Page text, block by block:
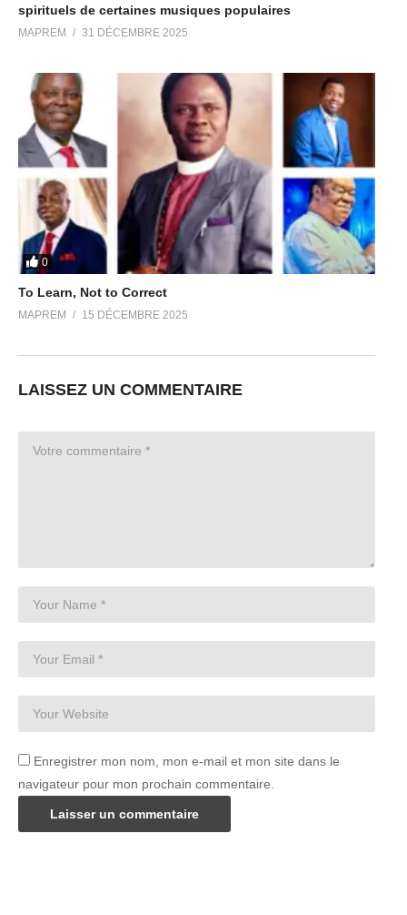
spirituels de certaines musiques populaires
MAPREM 31 DÉCEMBRE 2025
0
To Learn, Not to Correct
MAPREM 15 DÉCEMBRE 2025
LAISSEZ UN COMMENTAIRE
Enregistrer mon nom, mon e-mail et mon site dans le
navigateur pour mon prochain commentaire.